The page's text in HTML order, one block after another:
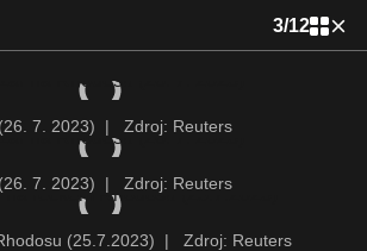
3/12
7. 2023) | Zdroj: Reuters
7. 2023) | Zdroj: Reuters
(25.7.2023) | Zdroj: Reuters